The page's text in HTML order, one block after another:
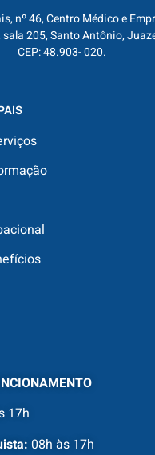
nº 46, Centro Médico e
sala 205, Santo Antônio,
CEP: 48.903- 020.
17h
08h às 17h